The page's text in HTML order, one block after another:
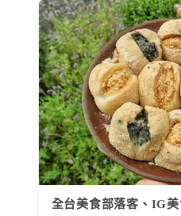
全台美食部落客、IG